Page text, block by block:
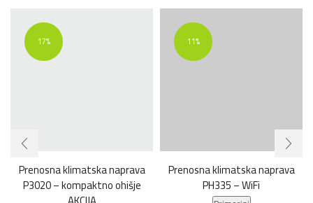
17%
Prenosna klimatska naprava
P3020 – kompaktno ohišje
11%
Prenosna klimatska naprava
PH335 – WiFi